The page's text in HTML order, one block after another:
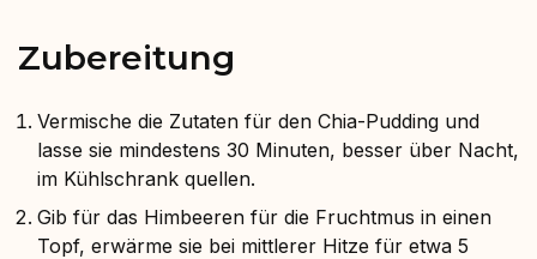
Zubereitung⁠
Vermische die Zutaten für den Chia-Pudding und
lasse sie mindestens 30 Minuten, besser über Nacht,
im Kühlschrank quellen.
Gib für das Himbeeren für die Fruchtmus in einen
Topf, erwärme sie bei mittlerer Hitze für etwa 5